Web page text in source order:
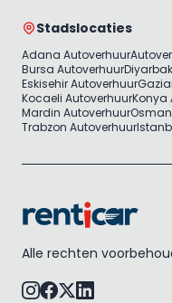
Stadslocaties
Adana Autoverhuur
Bursa Autoverhuur
Eskisehir Autoverhuur
Kocaeli AutoverhuurKonya
Mardin Autoverhuur
Trabzon Autoverhuur
Alle rechten